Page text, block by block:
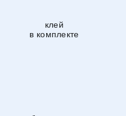
клей
в комплекте